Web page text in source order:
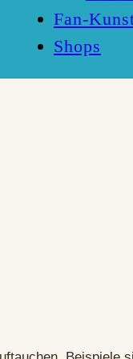
Fan-
Shops